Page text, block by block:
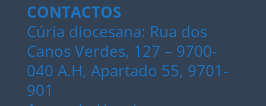
CONTACTOS
Cúria diocesana: Rua dos
Canos Verdes, 127 – 9700-
040 A.H, Apartado 55, 9701-
901